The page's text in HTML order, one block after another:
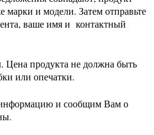
марки и модели. Затем отправьте
ваше имя и контактный
продукта не должна быть
или опечатки.
и сообщим Вам о